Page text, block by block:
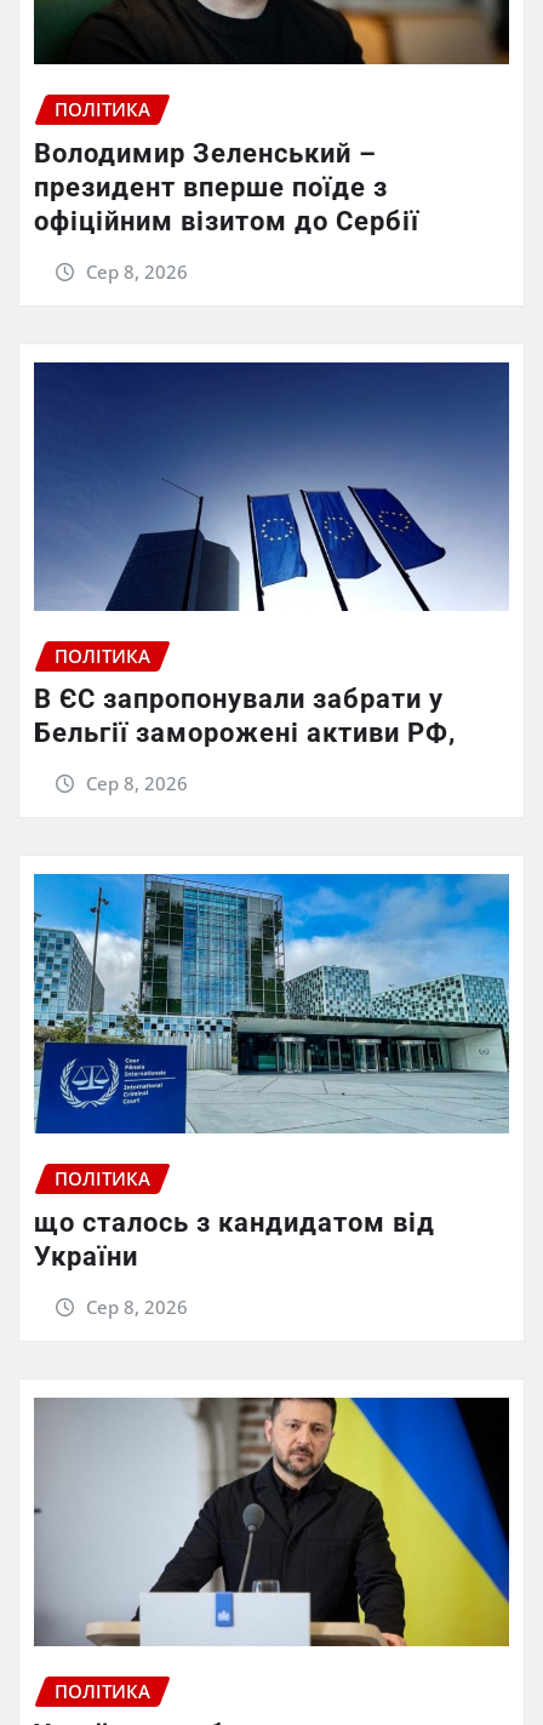
ПОЛІТИКА
Володимир Зеленський –
президент вперше поїде з
офіційним візитом до Сербії
Сер 8, 2026
ПОЛІТИКА
В ЄС запропонували забрати у
Бельгії заморожені активи РФ,
Сер 8, 2026
ПОЛІТИКА
що сталось з кандидатом від
України
Сер 8, 2026
ПОЛІТИКА